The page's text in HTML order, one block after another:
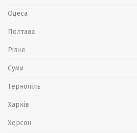
Одеса
Полтава
Рівне
Суми
Тернопіль
Харків
Херсон